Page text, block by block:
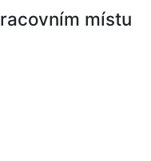
místu